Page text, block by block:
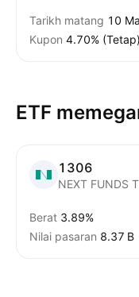
Tarikh matang 10
Kupon 4.70% (Tetap)
ETF
1306
NEXT FUNDS
Berat 3.89%
Nilai pasaran ‪8.37 B‬